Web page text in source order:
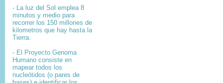
- La luz del Sol emplea 8
minutos y medio para
recorrer los 150 millones de
kilometros que hay hasta la
Tierra.
- El
Proyecto Genoma
Humano consiste en
mapear todos los
nucleótidos (o pares de